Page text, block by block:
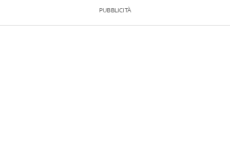
PUBBLICITÀ